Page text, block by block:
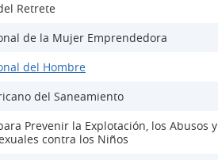
Retrete
de la Mujer Emprendedora
del Hombre
del Saneamiento
Prevenir la Explotación, los Abusos y
contra los Niños